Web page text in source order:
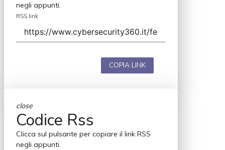
negli appunti.
RSS link
COPIA LINK
close
Codice Rss
Clicca sul pulsante per copiare il link RSS
negli appunti.